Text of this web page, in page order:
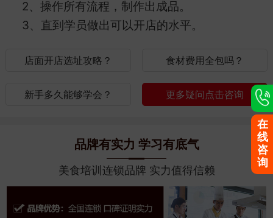
2、操作所有流程，制作出成品。
3、直到学员做出可以开店的水平。
店面开店选址攻略？ 食材费用全包吗？
新手多久能够学会？ 更多疑问点击咨询
品牌有实力 学习有底气
美食培训连锁品牌 实力值得信赖
在
线
咨
询